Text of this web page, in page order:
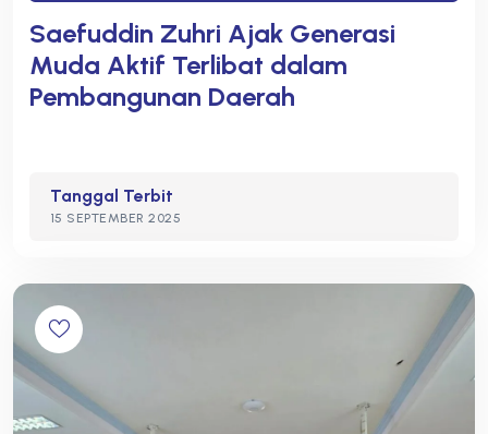
Saefuddin Zuhri Ajak Generasi
Muda Aktif Terlibat dalam
Pembangunan Daerah
Tanggal Terbit
15 SEPTEMBER 2025